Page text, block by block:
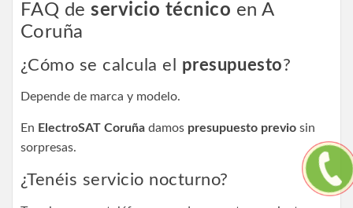
FAQ deservicio técnico en A
Coruña
¿Cómo se calcula el presupuesto?
Depende de marca y modelo.
En ElectroSAT Coruña damos presupuesto previo sin
sorpresas.
¿Tenéis servicio nocturno?